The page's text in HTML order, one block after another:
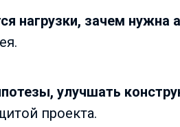
нагрузки, зачем нужна
улучшать
проекта.